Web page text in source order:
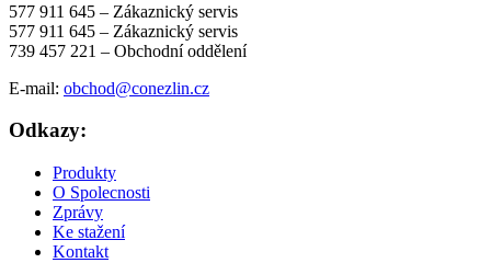
577 911 645 – Zákaznický servis
577 911 645 – Zákaznický servis
739 457 221 – Obchodní oddělení
E-mail: obchod@conezlin.cz
Odkazy:
Produkty
O Spolecnosti
Zprávy
Ke stažení
Kontakt